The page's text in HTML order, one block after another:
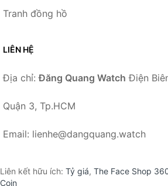
Tranh đồng hồ
LIÊN HỆ
Địa chỉ:Đăng Quang Watch Điện
Quận 3, Tp.HCM
Email: lienhe@dangquang.watch
Liên kết hữu ích: Tỷ giá, The Face Shop
Coin